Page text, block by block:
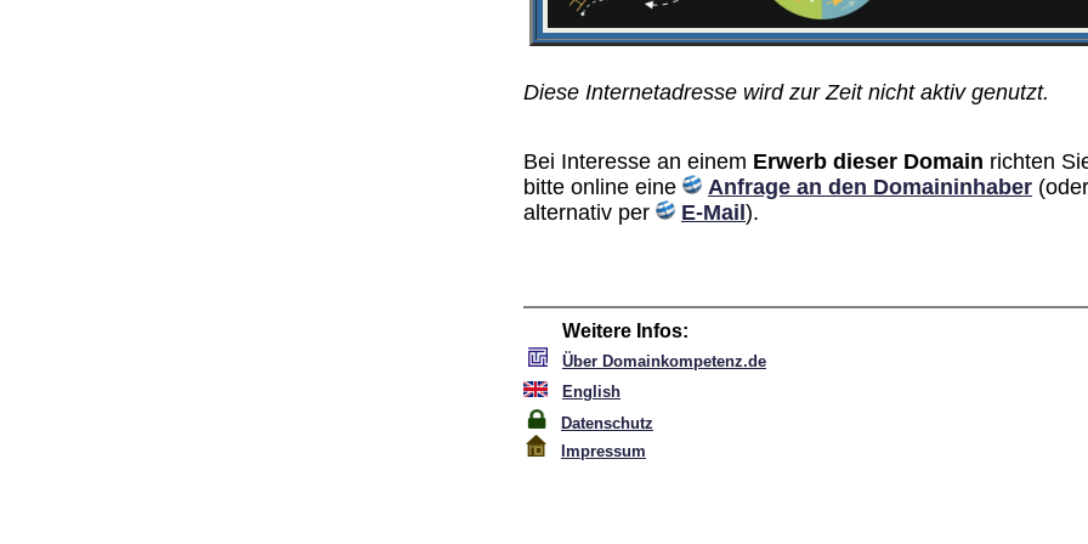
Diese Internetadresse wird zur Zeit nicht aktiv genutzt.
Bei Interesse an einem Erwerb dieser Domain richten
bitte online eine
Anfrage an den Domain­inhaber (oder
alternativ per
E-Mail ).
Weitere Infos:
Über Domainkompetenz.de
English
Datenschutz
Impressum